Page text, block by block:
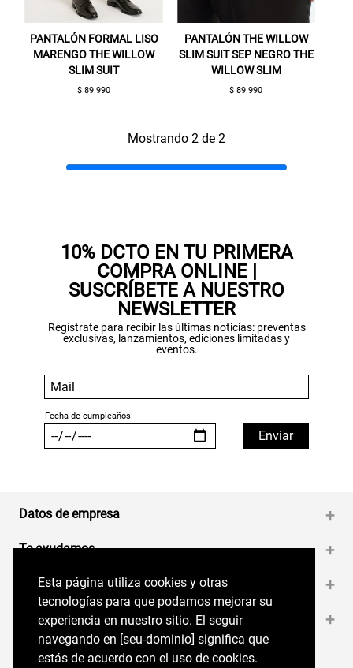
Esta página utiliza cookies y otras
tecnologías para que podamos mejorar su
experiencia en nuestro sitio. El seguir
navegando en perryellis.cl significa que estás
de acuerdo con el uso de cookies.
Esta página utiliza cookies y otras
tecnologías para que podamos mejorar su
experiencia en nuestro sitio. El seguir
navegando en [seu-dominio] significa que
estás de acuerdo con el uso de cookies.
PANTALÓN FORMAL LISO
MARENGO THE WILLOW
SLIM SUIT
$ 89.990
PANTALÓN THE WILLOW
SLIM SUIT SEP NEGRO THE
WILLOW SLIM
$ 89.990
Mostrando 2 de 2
10% DCTO EN TU PRIMERA
COMPRA ONLINE |
SUSCRÍBETE A NUESTRO
NEWSLETTER
Regístrate para recibir las últimas noticias: preventas
exclusivas, lanzamientos, ediciones limitadas y
eventos.
Gracias por inscribirte!
Aquí esta tu cupón, usalo en tu siguiente
Datos de empresa +
Te ayudamos +
Medios de pago +
Contáctanos +
Síguenos en nuestras RRSS